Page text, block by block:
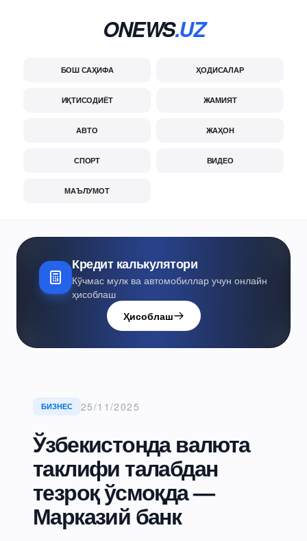
ONEWS.UZ
БОШ САҲИФА ҲОДИСАЛАР
ИҚТИСОДИЁТ ЖАМИЯТ
АВТО ЖАҲОН
СПОРТ ВИДЕО
МАЪЛУМОТ
Кредит калькулятори
Кўчмас мулк ва автомобиллар учун онлайн
ҳисоблаш
Ҳисоблаш
БИЗНЕС 25/11/2025
Ўзбекистонда валюта
таклифи талабдан
тезроқ ўсмоқда —
Марказий банк